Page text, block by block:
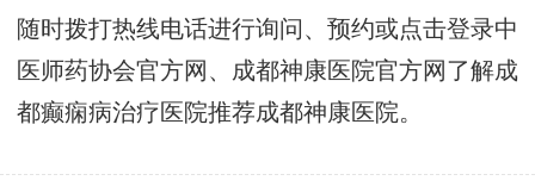
随时拨打热线电话进行询问、预约或点击登录中
医师药协会官方网、成都神康医院官方网了解成
都癫痫病治疗医院推荐成都神康医院。